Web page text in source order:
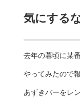
気にする
去年の暮頃に某
やってみたので
あずきバーをレ